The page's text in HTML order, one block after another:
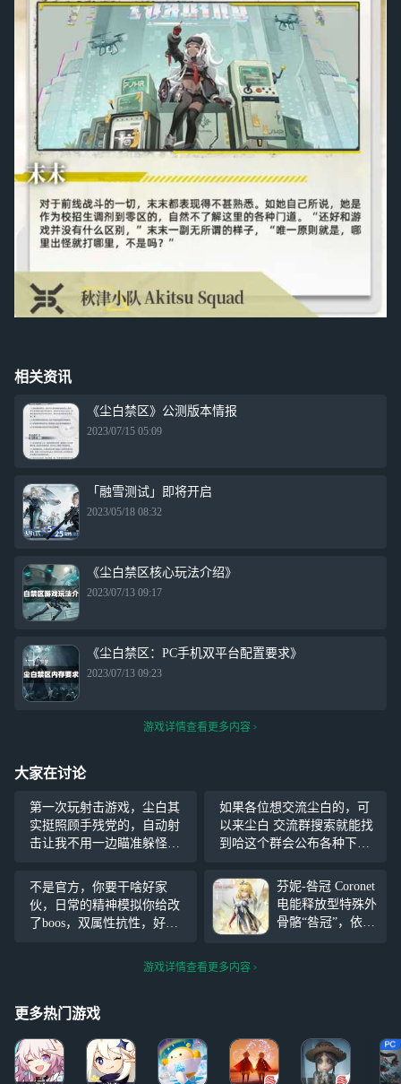
相关资讯
《尘白禁区》公测版本情报
2023/07/15 05:09
「融雪测试」即将开启
2023/05/18 08:32
《尘白禁区核心玩法介绍》
2023/07/13 09:17
《尘白禁区：PC手机双平台配置要求》
2023/07/13 09:23
游戏详情查看更多内容
大家在讨论
第一次玩射击游戏，尘白其
实挺照顾手残党的，自动射
击让我不用一边瞄准躲怪还
也是真的多，这几天动不动
就送10连的，我辉夜都一命
了。
如果各位想交流尘白的，可
以来尘白 交流群搜索就能找
到哈这个群会公布各种下个
内容
不是官方，你要干啥好家
伙，日常的精神模拟你给改
了boos，双属性抗性，好家
抗性况且这难度五是不是超
标了，现在自定义不了一次
芬妮-咎冠 Coronet
电能释放型特殊外
骨骼“咎冠”，依照
状况及自身特点专
门研发
游戏详情查看更多内容
更多热门游戏